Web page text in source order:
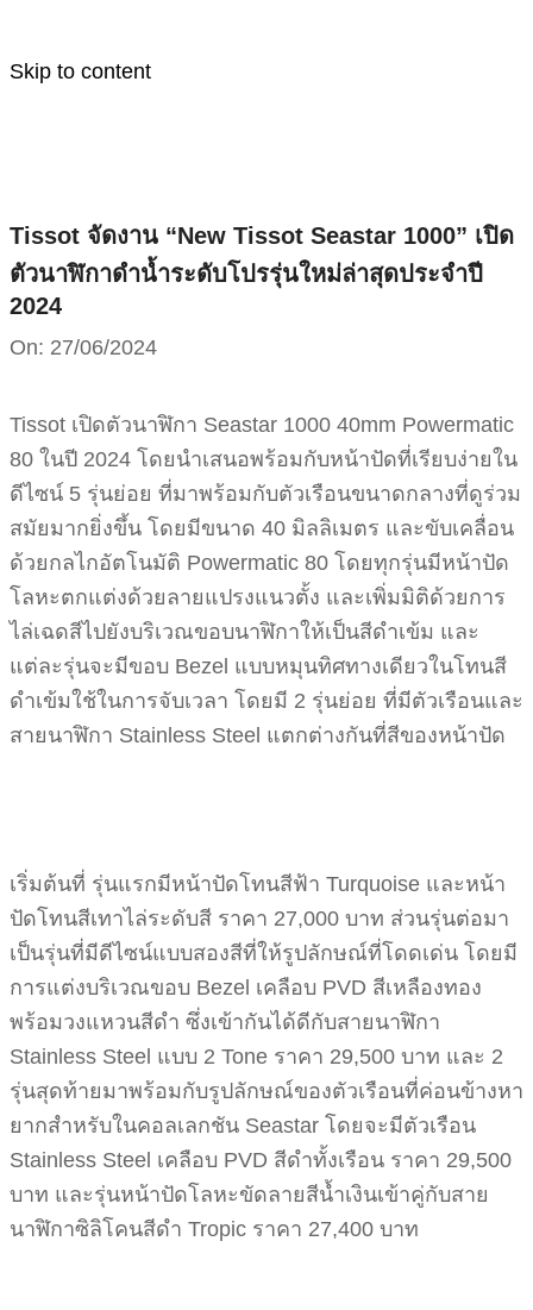
Skip to content
Tissot จัดงาน “New Tissot Seastar 1000” เปิด
ตัวนาฬิกาดำน้ำระดับโปรรุ่นใหม่ล่าสุดประจำปี
2024
On: 27/06/2024
Tissot เปิดตัวนาฬิกา Seastar 1000 40mm Powermatic
80 ในปี 2024 โดยนำเสนอพร้อมกับหน้าปัดที่เรียบง่ายใน
ดีไซน์ 5 รุ่นย่อย ที่มาพร้อมกับตัวเรือนขนาดกลางที่ดูร่วม
สมัยมากยิ่งขึ้น โดยมีขนาด 40 มิลลิเมตร และขับเคลื่อน
ด้วยกลไกอัตโนมัติ Powermatic 80 โดยทุกรุ่นมีหน้าปัด
โลหะตกแต่งด้วยลายแปรงแนวตั้ง และเพิ่มมิติด้วยการ
ไล่เฉดสีไปยังบริเวณขอบนาฬิกาให้เป็นสีดำเข้ม และ
แต่ละรุ่นจะมีขอบ Bezel แบบหมุนทิศทางเดียวในโทนสี
ดำเข้มใช้ในการจับเวลา โดยมี 2 รุ่นย่อย ที่มีตัวเรือนและ
สายนาฬิกา Stainless Steel แตกต่างกันที่สีของหน้าปัด
เริ่มต้นที่ รุ่นแรกมีหน้าปัดโทนสีฟ้า Turquoise และหน้า
ปัดโทนสีเทาไล่ระดับสี ราคา 27,000 บาท ส่วนรุ่นต่อมา
เป็นรุ่นที่มีดีไซน์แบบสองสีที่ให้รูปลักษณ์ที่โดดเด่น โดยมี
การแต่งบริเวณขอบ Bezel เคลือบ PVD สีเหลืองทอง
พร้อมวงแหวนสีดำ ซึ่งเข้ากันได้ดีกับสายนาฬิกา
Stainless Steel แบบ 2 Tone ราคา 29,500 บาท และ 2
รุ่นสุดท้ายมาพร้อมกับรูปลักษณ์ของตัวเรือนที่ค่อนข้างหา
ยากสำหรับในคอลเลกชัน Seastar โดยจะมีตัวเรือน
Stainless Steel เคลือบ PVD สีดำทั้งเรือน ราคา 29,500
บาท และรุ่นหน้าปัดโลหะขัดลายสีน้ำเงินเข้าคู่กับสาย
นาฬิกาซิลิโคนสีดำ Tropic ราคา 27,400 บาท